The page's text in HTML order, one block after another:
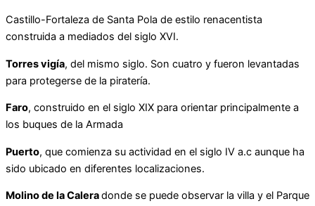
Castillo-Fortaleza de Santa Pola de estilo renacentista
construida a mediados del siglo XVI.
Torres vigía, del mismo siglo. Son cuatro y fueron levantadas
para protegerse de la piratería.
Faro, construido en el siglo XIX para orientar principalmente a
los buques de la Armada
Puerto, que comienza su actividad en el siglo IV a.c aunque ha
sido ubicado en diferentes localizaciones.
Molino de la Caleradonde se puede observar la villa y el Parque